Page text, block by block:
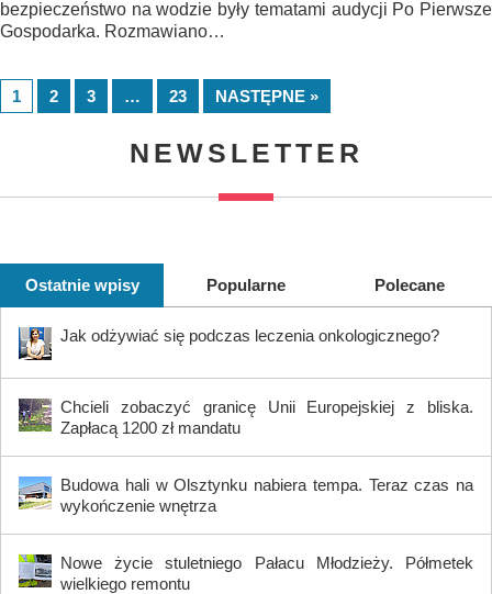
bezpieczeństwo na wodzie były tematami audycji Po Pierwsze
Gospodarka. Rozmawiano…
1 2 3 … 23 NASTĘPNE »
NEWSLETTER
Ostatnie wpisy Popularne Polecane
Jak odżywiać się podczas leczenia onkologicznego?
Chcieli zobaczyć granicę Unii Europejskiej z bliska.
Zapłacą 1200 zł mandatu
Budowa hali w Olsztynku nabiera tempa. Teraz czas na
wykończenie wnętrza
Nowe życie stuletniego Pałacu Młodzieży. Półmetek
wielkiego remontu